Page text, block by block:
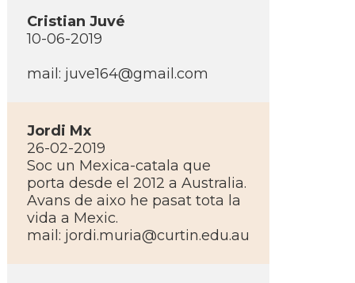
Cristian Juvé
10-06-2019
mail: juve164@gmail.com
Jordi Mx
26-02-2019
Soc un Mexica-catala que
porta desde el 2012 a Australia.
Avans de aixo he pasat tota la
vida a Mexic.
mail: jordi.muria@curtin.edu.au